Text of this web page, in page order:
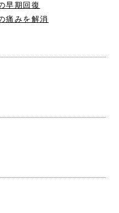
早期回復
痛みを解消